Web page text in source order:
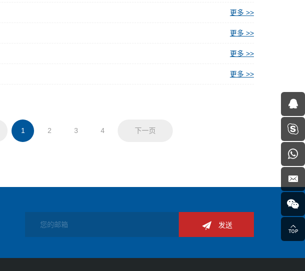
更多 >>
更多 >>
更多 >>
更多 >>
1 2 3 4 下一页
发送